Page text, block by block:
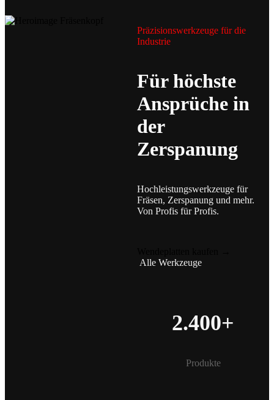
Präzisionswerkzeuge für die
Industrie
Für höchste
Ansprüche in
der
Zerspanung
Hochleistungswerkzeuge für
Fräsen, Zerspanung und mehr.
Von Profis für Profis.
Alle Werkzeuge
2.400+
Produkte